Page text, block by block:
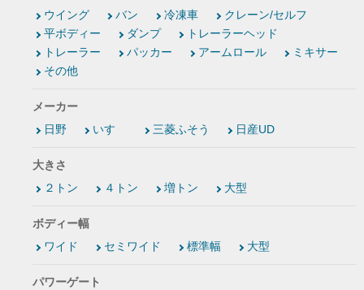
ウイング
バン 冷凍車
クレーン/セルフ
平ボディー
ダンプ
トレーラーヘッド
トレーラー
パッカー アームロール
ミキサー
その他
メーカー
日野
いすゞ 三菱ふそう 日産UD
大きさ
２トン
４トン 増トン 大型
ボディー幅
ワイド
セミワイド 標準幅 大型
パワーゲート